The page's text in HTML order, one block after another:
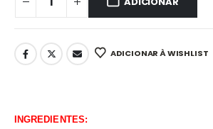
ADICIONAR À WISHLIST
INGREDIENTES: